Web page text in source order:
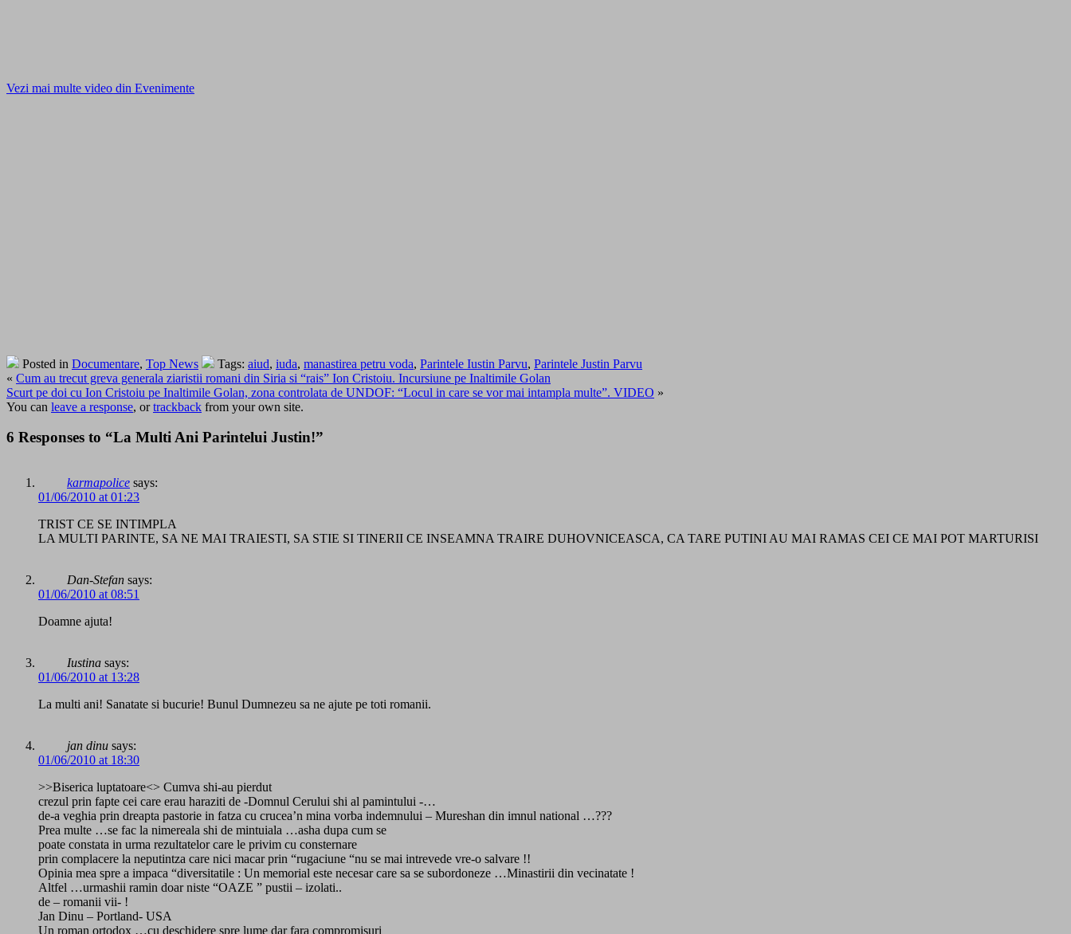
Vezi mai multe video din Evenimente
Posted in Documentare, Top News Tags: aiud, iuda, manastirea petru voda, Parintele Iustin Parvu, Parintele Justin Parvu
« Cum au trecut greva generala ziaristii romani din Siria si “rais” Ion Cristoiu. Incursiune pe Inaltimile Golan
Scurt pe doi cu Ion Cristoiu pe Inaltimile Golan, zona controlata de UNDOF: “Locul in care se vor mai intampla multe”. VIDEO »
You can leave a response, ortrackback from your own site.
6 Responses to “La Multi Ani Parintelui Justin!”
karmapolice says:
01/06/2010 at 01:23
TRIST CE SE INTIMPLA
LA MULTI PARINTE, SA NE MAI TRAIESTI, SA STIE SI TINERII CE INSEAMNA TRAIRE DUHOVNICEASCA, CA TARE PUTINI AU MAI RAMAS CEI CE MAI POT MARTURISI
Dan-Stefan says:
01/06/2010 at 08:51
Doamne ajuta!
Iustina says:
01/06/2010 at 13:28
La multi ani! Sanatate si bucurie! Bunul Dumnezeu sa ne ajute pe toti romanii.
jan dinu says:
01/06/2010 at 18:30
>>Biserica luptatoare<> Cumva shi-au pierdut
crezul prin fapte cei care erau haraziti de -Domnul Cerului shi al pamintului -…
de-a veghia prin dreapta pastorie in fatza cu crucea’n mina vorba indemnului – Mureshan din imnul national …???
Prea multe …se fac la nimereala shi de mintuiala …asha dupa cum se
poate constata in urma rezultatelor care le privim cu consternare
prin complacere la neputintza care nici macar prin “rugaciune “nu se mai intrevede vre-o salvare !!
Opinia mea spre a impaca “diversitatile : Un memorial este necesar care sa se subordoneze …Minastirii din vecinatate !
Altfel …urmashii ramin doar niste “OAZE ” pustii – izolati..
de – romanii vii- !
Jan Dinu – Portland- USA
Un roman ortodox …cu deschidere spre lume dar fara compromisuri